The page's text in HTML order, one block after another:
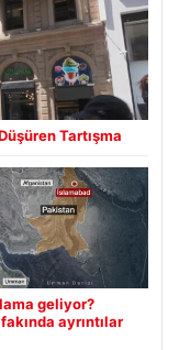
Tartışma
geliyor?
ayrıntılar